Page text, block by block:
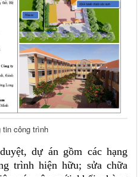
tin công trình
dự án gồm các hạng
trình hiện hữu; sửa chữa